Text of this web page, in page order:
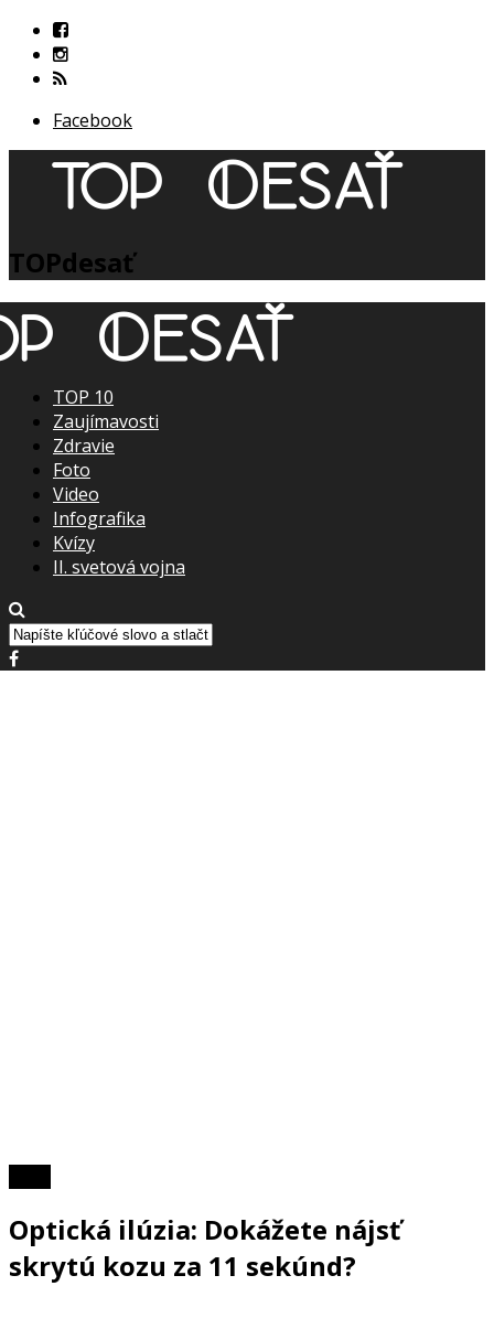
Facebook
TOPdesať
TOP 10
Zaujímavosti
Zdravie
Foto
Video
Infografika
Kvízy
II. svetová vojna
Optická ilúzia: Dokážete nájsť
skrytú kozu za 11 sekúnd?